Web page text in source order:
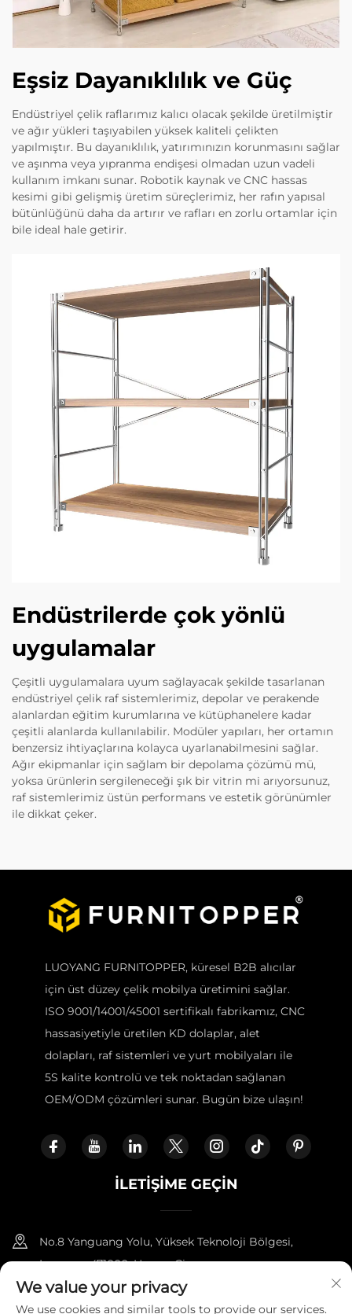
Eşsiz Dayanıklılık ve Güç
Endüstriyel çelik raflarımız kalıcı olacak şekilde üretilmiştir
ve ağır yükleri taşıyabilen yüksek kaliteli çelikten
yapılmıştır. Bu dayanıklılık, yatırımınızın korunmasını sağlar
ve aşınma veya yıpranma endişesi olmadan uzun vadeli
kullanım imkanı sunar. Robotik kaynak ve CNC hassas
kesimi gibi gelişmiş üretim süreçlerimiz, her rafın yapısal
bütünlüğünü daha da artırır ve rafları en zorlu ortamlar için
bile ideal hale getirir.
Endüstrilerde çok yönlü
uygulamalar
Çeşitli uygulamalara uyum sağlayacak şekilde tasarlanan
endüstriyel çelik raf sistemlerimiz, depolar ve perakende
alanlardan eğitim kurumlarına ve kütüphanelere kadar
çeşitli alanlarda kullanılabilir. Modüler yapıları, her ortamın
benzersiz ihtiyaçlarına kolayca uyarlanabilmesini sağlar.
Ağır ekipmanlar için sağlam bir depolama çözümü mü,
yoksa ürünlerin sergileneceği şık bir vitrin mi arıyorsunuz,
raf sistemlerimiz üstün performans ve estetik görünümler
ile dikkat çeker.
LUOYANG FURNITOPPER, küresel B2B alıcılar
için üst düzey çelik mobilya üretimini sağlar.
ISO 9001/14001/45001 sertifikalı fabrikamız, CNC
hassasiyetiyle üretilen KD dolaplar, alet
dolapları, raf sistemleri ve yurt mobilyaları ile
5S kalite kontrolü ve tek noktadan sağlanan
OEM/ODM çözümleri sunar. Bugün bize ulaşın!
İLETIŞIME GEÇIN
No.8 Yanguang Yolu, Yüksek Teknoloji Bölgesi,
Luoyang 471000, Henan, Çin.
+86-18338800729
We value your privacy
We use cookies and similar tools to provide our services.